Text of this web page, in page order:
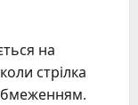
на
стрілка